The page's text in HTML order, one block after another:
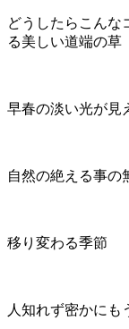
どうしたらこんな
る美しい道端の草
早春の淡い光が見
自然の絶える事の
移り変わる季節
人知れず密かにも